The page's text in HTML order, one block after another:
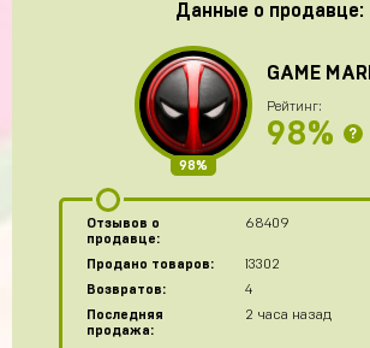
Данные о продавце:
98%
GAME
Рейтинг:
98% ?
Отзывов о
продавце:
68409
Продано товаров:
13302
Возвратов:
4
Последняя
продажа:
2 часа назад